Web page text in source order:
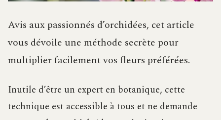
Avis aux passionnés d’orchidées, cet article
vous dévoile une méthode secrète pour
multiplier facilement vos fleurs préférées.
Inutile d’être un expert en botanique, cette
technique est accessible à tous et ne demande